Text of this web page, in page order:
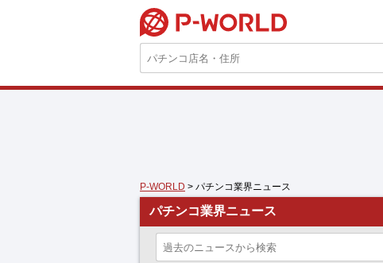
P-WORLD > パチンコ業界ニュース
パチンコ業界ニュース